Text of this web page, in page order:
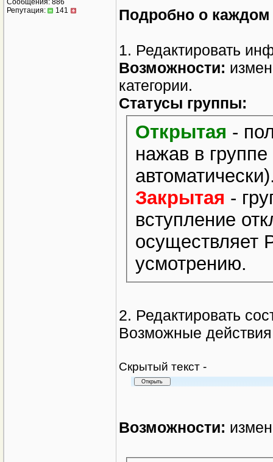
Сообщения: 886
Репутация:
141 Подробно о каждом
1. Редактировать
Возможности:
категории.
Статусы группы:
Открытая -
нажав в
Закрытая -
вступление
осуществляет
усмотрению.
2. Редактировать
Возможные
Cкрытый текст -
Возможности: